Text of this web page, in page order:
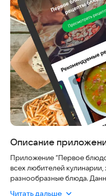
Описание
Приложение “Первое
всех любителей
разнообразные блюда.
Читать дальше